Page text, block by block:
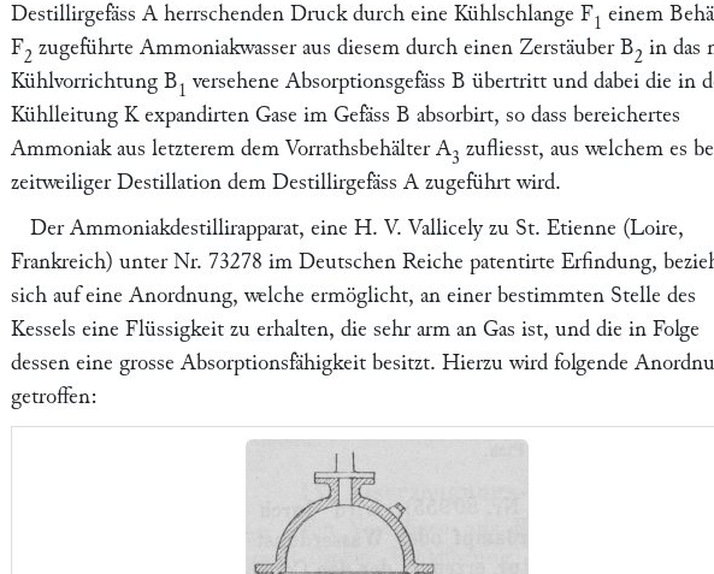
Destillirgefäss A herrschenden Druck durch eine Kühlschlange F1 einem
F2 zugeführte Ammoniakwasser aus diesem durch einen Zerstäuber B2 in das
Kühlvorrichtung B1 versehene Absorptionsgefäss B übertritt und dabei die in
Kühlleitung K expandirten Gase im Gefäss B absorbirt, so dass bereichertes
Ammoniak aus letzterem dem Vorrathsbehälter A3 zufliesst, aus welchem es
zeitweiliger Destillation dem Destillirgefäss A zugeführt wird.
Der Ammoniakdestillirapparat, eine H. V. Vallicelyzu St. Etienne (Loire,
Frankreich) unter Nr. 73278 im Deutschen Reiche patentirte Erfindung,
sich auf eine Anordnung, welche ermöglicht, an einer bestimmten Stelle des
Kessels eine Flüssigkeit zu erhalten, die sehr arm an Gas ist, und die in Folge
dessen eine grosse Absorptionsfähigkeit besitzt. Hierzu wird folgende
getroffen: